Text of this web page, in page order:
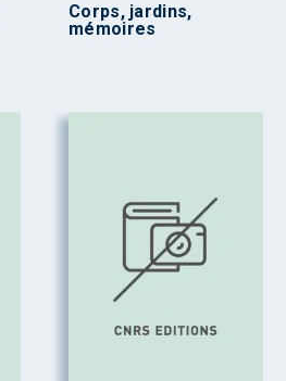
Corps, jardins,
mémoires